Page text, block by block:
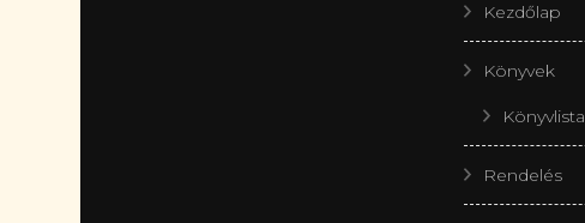
Kezdőlap
Könyvek
Könyvlista
Rendelés